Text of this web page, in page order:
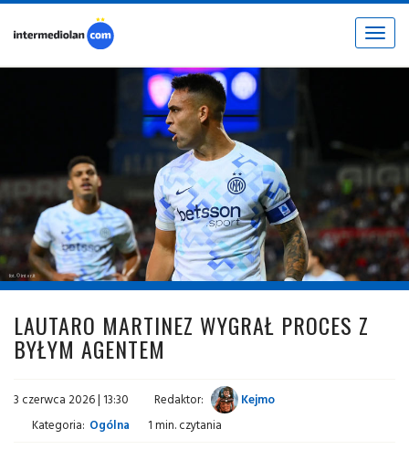
Toggle
fot. © inter.it
LAUTARO MARTINEZ WYGRAŁ PROCES Z
BYŁYM AGENTEM
3 czerwca 2026 | 13:30 Redaktor:
Kejmo
Kategoria: Ogólna 1 min. czytania